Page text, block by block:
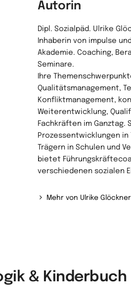
Autorin
Dipl. Sozialpäd. Ulrike
Inhaberin von impulse
Akademie. Coaching,
Seminare.
Ihre
Qualitätsmanagement,
Konfliktmanagement,
Weiterentwicklung,
Fachkräften im Ganztag.
Prozessentwicklungen in
Trägern in Schulen und
bietet
verschiedenen sozialen
Mehr von Ulrike Glöckner
& Kinderbuch